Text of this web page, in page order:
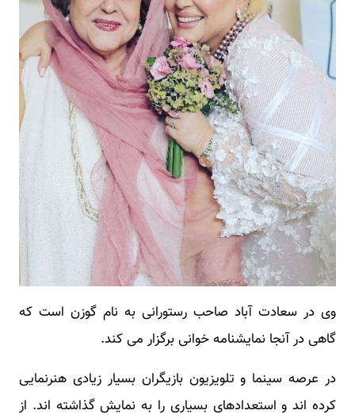
وی در سعادت آباد صاحب رستورانی به نام گوزن است که
گاهی در آنجا نمایشنامه خوانی برگزار می کند.
در عرصه سینما و تلویزیون بازیگران بسیار زیادی هنرنمایی
کرده اند و استعدادهای بسیاری را به نمایش گذاشته اند. از